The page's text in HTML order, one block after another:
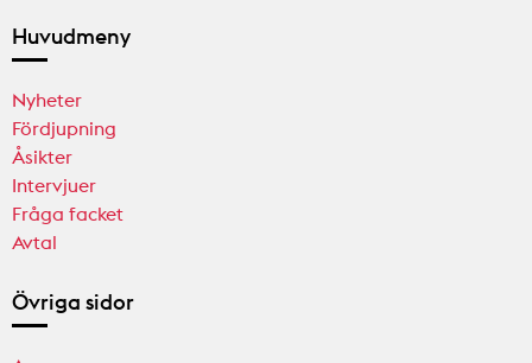
Huvudmeny
Nyheter
Fördjupning
Åsikter
Intervjuer
Fråga facket
Avtal
Övriga sidor